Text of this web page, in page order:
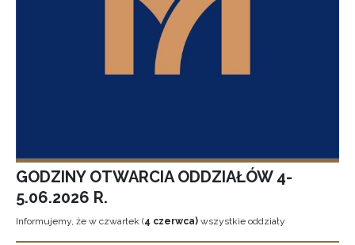
GODZINY OTWARCIA ODDZIAŁÓW 4-
5.06.2026 R.
Informujemy, że w czwartek (4 czerwca) wszystkie oddziały